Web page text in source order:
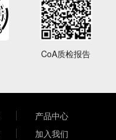
CoA质检报告
产品中心
加入我们